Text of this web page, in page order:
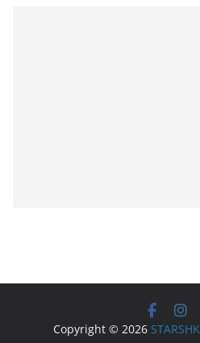
Copyright © 2026 STARSHK